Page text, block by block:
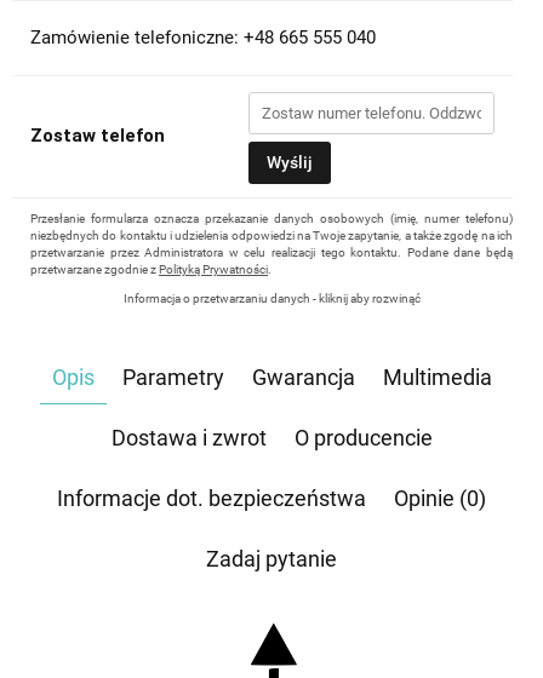
Zamówienie telefoniczne: +48 665 555 040
Zostaw telefon
Wyślij
Przesłanie formularza oznacza przekazanie danych osobowych (imię, numer telefonu)
niezbędnych do kontaktu i udzielenia odpowiedzi na Twoje zapytanie, a także zgodę na ich
przetwarzanie przez Administratora w celu realizacji tego kontaktu. Podane dane będą
przetwarzane zgodnie zPolityką Prywatności
Informacja o przetwarzaniu danych - kliknij aby rozwinąć
odpowiedzi, może być w każdej chwili wycofana, kontaktując się z administratorem, np.
której dane dotyczą, przysługuje prawo dostępu do swoich danych, ich sprostowania,
żądania zaprzestania przetwarzania, usunięcia, ograniczenia przetwarzania, a także prawo
Opis Parametry Gwarancja Multimedia
Dostawa i zwrot O producencie
Informacje dot. bezpieczeństwa Opinie (0)
Zadaj pytanie